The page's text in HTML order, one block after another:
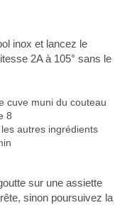
inox et lancez le
2A à 105° sans le
cuve muni du couteau
8
autres ingrédients
sur une assiette
sinon poursuivez la